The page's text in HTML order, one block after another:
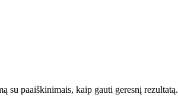
su paaiškinimais, kaip gauti geresnį rezultatą.